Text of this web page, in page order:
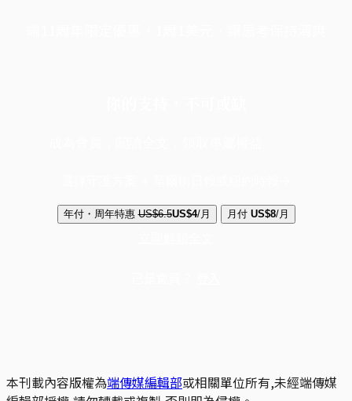
年付・周年特惠 US$6.5US$4/月 月付 US$8/月
本刊載內容版權為端傳媒編輯部或相關單位所有,未經端傳媒